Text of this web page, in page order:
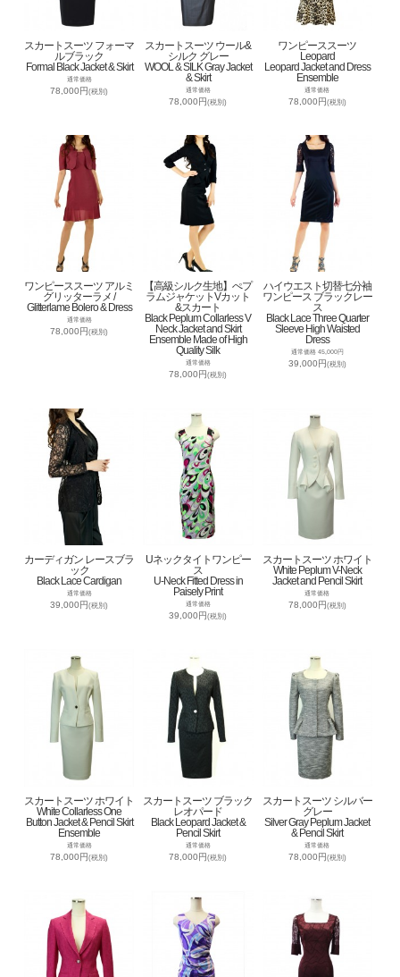
スカートスーツ フォーマ
ルブラック
Formal Black Jacket & Skirt
通常価格
78,000円(税別)
スカートスーツ ウール&
シルク グレー
WOOL & SILK Gray Jacket
& Skirt
通常価格
78,000円(税別)
ワンピーススーツ
Leopard
Leopard Jacket and Dress
Ensemble
通常価格
78,000円(税別)
ワンピーススーツ アルミ
グリッターラメ /
Glitterlame Bolero & Dress
通常価格
78,000円(税別)
【高級シルク生地】ぺプ
ラムジャケットVカット
&スカート
Black Peplum Collarless V
Neck Jacket and Skirt
Ensemble Made of High
Quality Silk
通常価格
78,000円(税別)
ハイウエスト切替七分袖
ワンピース ブラックレー
ス
Black Lace Three Quarter
Sleeve High Waisted
Dress
通常価格 45,000円
39,000円(税別)
カーディガン レースブラ
ック
Black Lace Cardigan
通常価格
39,000円(税別)
Uネックタイトワンピー
ス
U-Neck Fitted Dress in
Paisely Print
通常価格
39,000円(税別)
スカートスーツ ホワイト
White Peplum V-Neck
Jacket and Pencil Skirt
通常価格
78,000円(税別)
スカートスーツ ホワイト
White Collarless One
Button Jacket & Pencil Skirt
Ensemble
通常価格
78,000円(税別)
スカートスーツ ブラック
レオパード
Black Leopard Jacket &
Pencil Skirt
通常価格
78,000円(税別)
スカートスーツ シルバー
グレー
Silver Gray Peplum Jacket
& Pencil Skirt
通常価格
78,000円(税別)